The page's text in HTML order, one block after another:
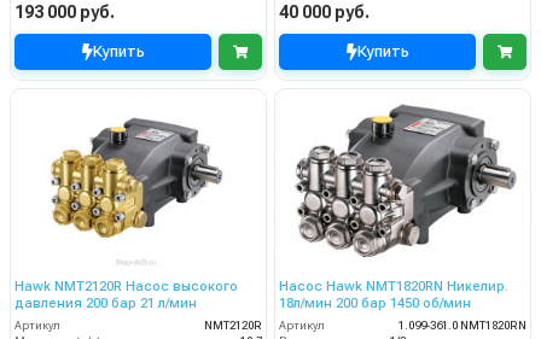
193 000 руб.
Купить
40 000 руб.
Купить
Hawk NMT2120R Насос высокого
давления 200 бар 21 л/мин
Артикул
NMT2120R
Насос Hawk NMT1820RN Никелир.
18л/мин 200 бар 1450 об/мин
Артикул
1.099-361.0 NMT1820RN